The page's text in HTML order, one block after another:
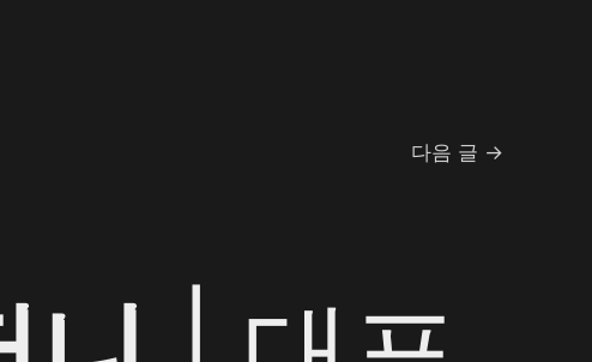
다음 글 →